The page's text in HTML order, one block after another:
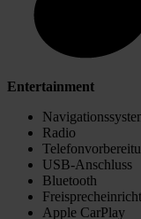
Entertainment
Radio
USB-Anschluss
Bluetooth
Apple CarPlay